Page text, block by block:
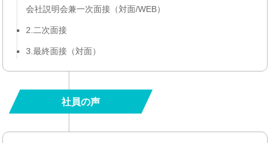
会社説明会兼一次面接（対面/WEB）
2.二次面接
3.最終面接（対面）
社員の声